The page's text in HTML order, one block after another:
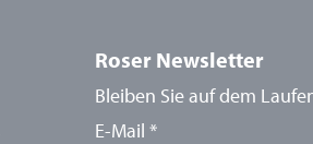
Roser Newsletter
Bleiben Sie auf dem
E-Mail *